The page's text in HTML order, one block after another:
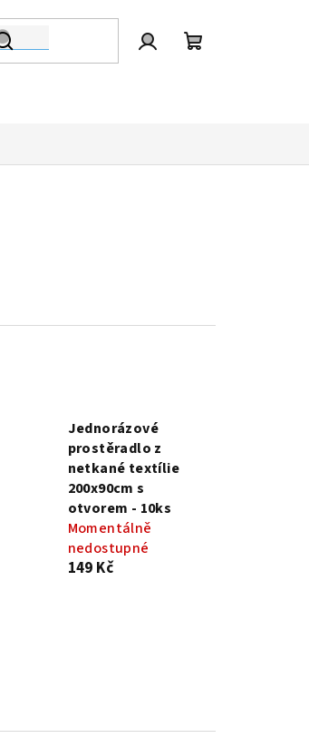
Jednorázové
prostěradlo z
netkané textílie
200x90cm s
otvorem - 10ks
Momentálně
nedostupné
149 Kč